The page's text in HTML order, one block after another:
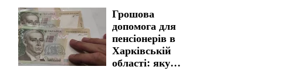
попередили, де
будуть
довготривалі
обмеження
Грошова
допомога для
пенсіонерів в
Харківській
області: яку